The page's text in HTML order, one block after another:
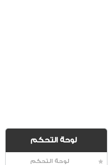
لوحة التحكم
لوحة التحكم